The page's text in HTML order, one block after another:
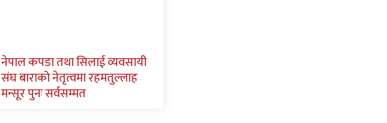
नेपाल कपडा तथा सिलाई व्यवसायी
संघ बाराको नेतृत्वमा रहमतुल्लाह
मन्सूर पुनः सर्वसम्मत